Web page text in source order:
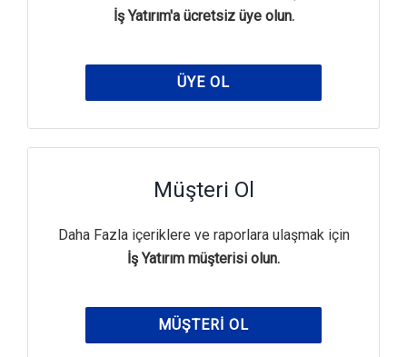
İş Yatırım'a ücretsiz üye olun.
ÜYE OL
Müşteri Ol
Daha Fazla içeriklere ve raporlara ulaşmak için
İş Yatırım müşterisi olun.
MÜŞTERI OL